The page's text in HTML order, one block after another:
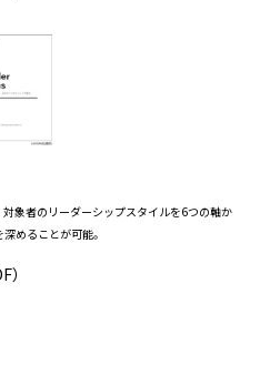
象者のリーダーシップスタイルを6つの軸か
めることが可能。